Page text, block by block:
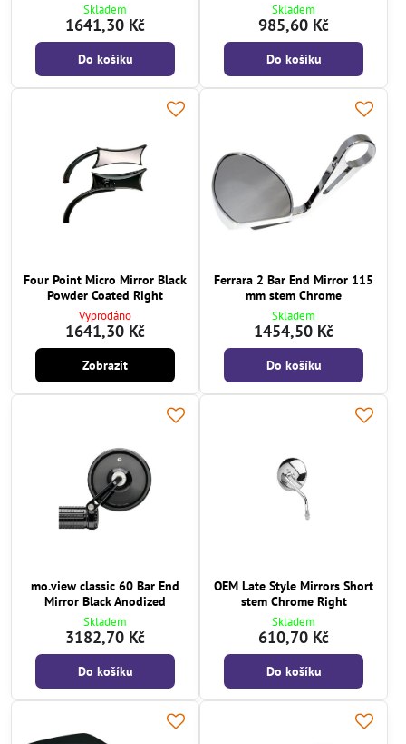
Skladem
1641,30 Kč
Do košíku
Skladem
985,60 Kč
Do košíku
Four Point Micro Mirror Black
Powder Coated Right
Vyprodáno
1641,30 Kč
Zobrazit
Ferrara 2 Bar End Mirror 115
mm stem Chrome
Skladem
1454,50 Kč
Do košíku
mo.view classic 60 Bar End
Mirror Black Anodized
Skladem
3182,70 Kč
Do košíku
OEM Late Style Mirrors Short
stem Chrome Right
Skladem
610,70 Kč
Do košíku